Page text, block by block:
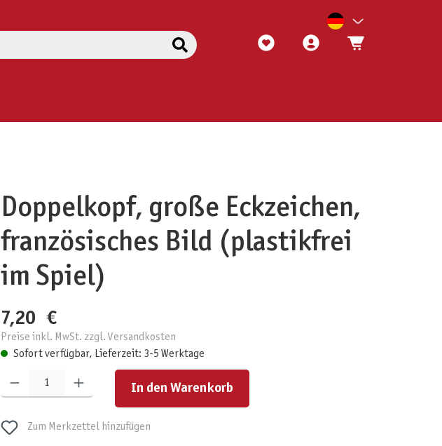
Doppelkopf, große Eckzeichen,
französisches Bild (plastikfrei
im Spiel)
7,20 €
Preise inkl. MwSt. zzgl. Versandkosten
Sofort verfügbar, Lieferzeit: 3-5 Werktage
In den Warenkorb
Zum Merkzettel hinzufügen